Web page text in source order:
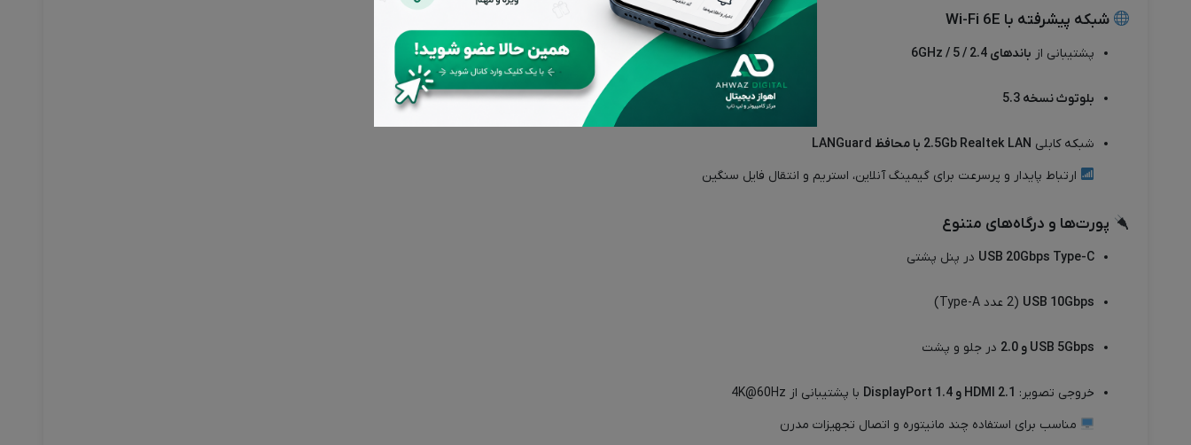
شبکه پیشرفته با Wi-Fi 6E
پشتیبانی از باندهای 2.4 / 5 / 6GHz
بلوتوث نسخه 5.3
شبکه کابلی 2.5Gb Realtek LAN با محافظ LANGuard
ارتباط پایدار و پرسرعت برای گیمینگ آنلاین، استریم و انتقال فایل سنگین
پورت‌ها و درگاه‌های متنوع
USB 20Gbps Type-C در پنل پشتی
USB 10Gbps (2 عدد Type-A)
USB 5Gbps و 2.0 در جلو و پشت
خروجی تصویر: HDMI 2.1 و DisplayPort 1.4
با پشتیبانی از 4K@60Hz
مناسب برای استفاده چند مانیتوره و اتصال تجهیزات مدرن